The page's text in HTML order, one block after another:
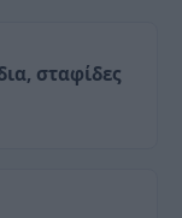
σταφίδες